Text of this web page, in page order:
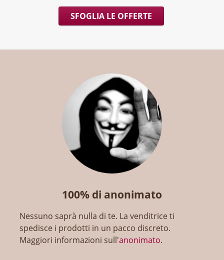
SFOGLIA LE OFFERTE
100% di anonimato
Nessuno saprà nulla di te. La venditrice ti
spedisce i prodotti in un pacco discreto.
Maggiori informazioni sull'anonimato.